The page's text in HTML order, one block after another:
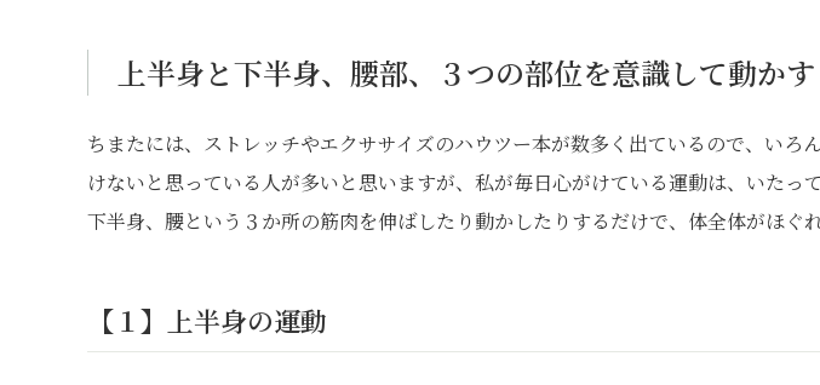
上半身と下半身、腰部、３つの部位を意識して動かす
ちまたには、ストレッチやエクササイズのハウツー本が数多く出ているので、いろ
けないと思っている人が多いと思いますが、私が毎日心がけている運動は、いたっ
下半身、腰という３か所の筋肉を伸ばしたり動かしたりするだけで、体全体がほぐ
【１】上半身の運動